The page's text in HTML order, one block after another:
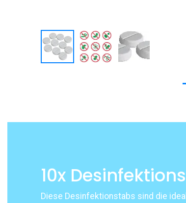
10x
Diese Desinfektionstabs sind die